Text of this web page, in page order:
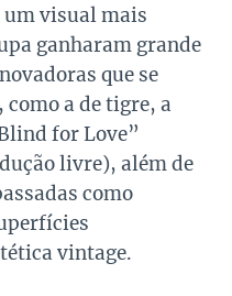
um visual mais
ganharam grande
que se
a de tigre, a
for Love”
livre), além de
como
vintage.